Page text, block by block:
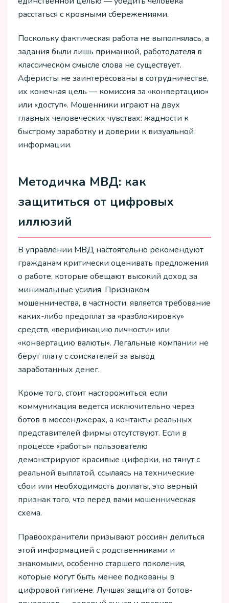
расстаться с кровными сбережениями.
Поскольку фактическая работа не выполнялась, а
задания были лишь приманкой, работодателя в
классическом смысле слова не существует.
Аферисты не заинтересованы в сотрудничестве,
их конечная цель — комиссия за «конвертацию»
или «доступ». Мошенники играют на двух
главных человеческих чувствах: жадности к
быстрому заработку и доверии к визуальной
информации.
Методичка МВД: как
защититься от цифровых
иллюзий
В управлении МВД настоятельно рекомендуют
гражданам критически оценивать предложения
о работе, которые обещают высокий доход за
минимальные усилия. Признаком
мошенничества, в частности, является требование
каких-либо предоплат за «разблокировку»
средств, «верификацию личности» или
«конвертацию валюты». Легальные компании не
берут плату с соискателей за вывод
заработанных денег.
Кроме того, стоит насторожиться, если
коммуникация ведется исключительно через
ботов в мессенджерах, а контакты реальных
представителей фирмы отсутствуют. Если в
процессе «работы» пользователю
демонстрируют красивые циферки, но тянут с
реальной выплатой, ссылаясь на технические
сбои или необходимость доплаты, это верный
признак того, что перед вами мошенническая
схема.
Правоохранители призывают россиян делиться
этой информацией с родственниками и
знакомыми, особенно старшего поколения,
которые могут быть менее подкованы в
цифровой гигиене. Лучшая защита от ботов-